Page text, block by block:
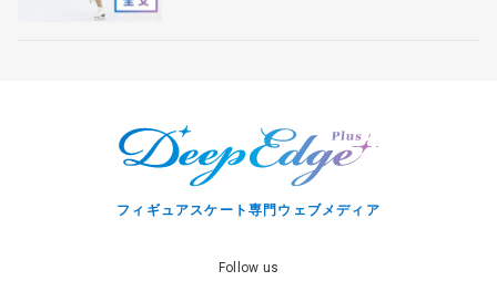
フィギュアスケート専門ウェブメディア
Follow us